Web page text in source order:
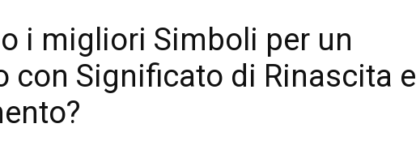
i migliori Simboli per un
con Significato di Rinascita e